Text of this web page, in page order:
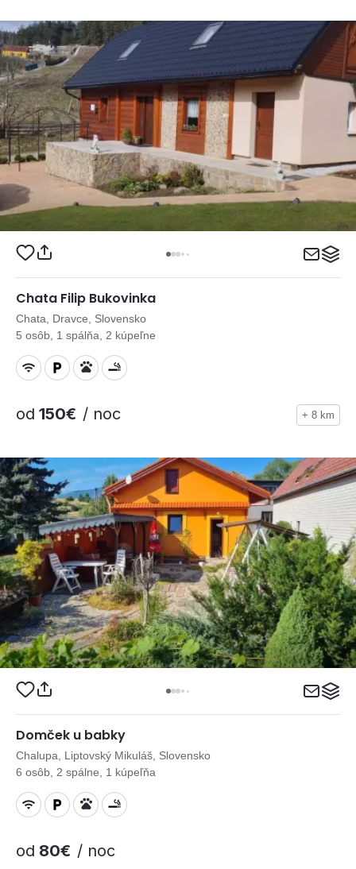
Chata Filip Bukovinka
Chata, Dravce, Slovensko
5 osôb, 1 spálňa, 2 kúpeľne
od 150€ / noc + 8 km
Domček u babky
Chalupa, Liptovský Mikuláš, Slovensko
6 osôb, 2 spálne, 1 kúpeľňa
od 80€ / noc